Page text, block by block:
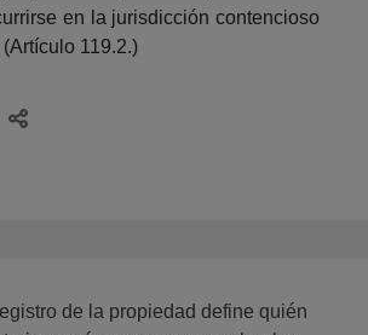
en la jurisdicción contencioso
119.2.)
de la propiedad define quién